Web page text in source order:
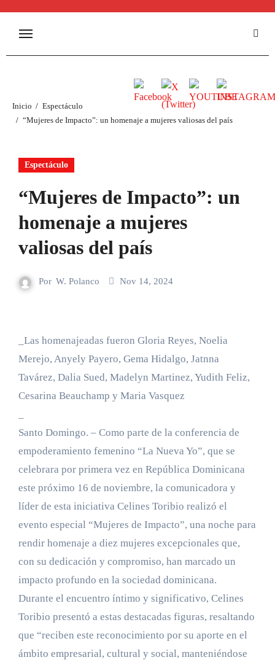
Inicio
Espectáculo
“Mujeres de Impacto”: un homenaje a mujeres valiosas del país
Espectáculo
“Mujeres de Impacto”: un
homenaje a mujeres
valiosas del país
Por W. Polanco Nov 14, 2024
Merejo, Anyely Payero, Gema Hidalgo, Jatnna
Tavárez, Dalia Sued, Madelyn Martinez, Yudith Feliz,
Cesarina Beauchamp y Maria Vasquez
Santo Domingo. – Como parte de la conferencia de
empoderamiento femenino “La Nueva Yo”, que se
celebrara por primera vez en República Dominicana
este próximo 16 de noviembre, la comunicadora y
líder de esta iniciativa Celines Toribio realizó el
evento especial “Mujeres de Impacto”, una noche para
rendir homenaje a diez mujeres excepcionales que,
con su dedicación y compromiso, han marcado un
impacto profundo en la sociedad dominicana.
Durante el encuentro íntimo y significativo, Celines
Toribio presentó a estas destacadas figuras, resaltando
que “reciben este reconocimiento por su aporte en el
ámbito empresarial, cultural y social, manteniéndose